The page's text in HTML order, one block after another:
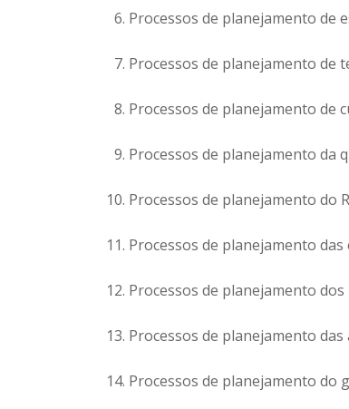
Processos de planejamento de
Processos de planejamento de
Processos de planejamento de
Processos de planejamento da
Processos de planejamento do
Processos de planejamento das
Processos de planejamento dos
Processos de planejamento das
Processos de planejamento do